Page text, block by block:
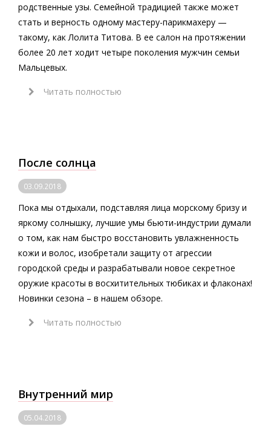
родственные узы. Семейной традицией также может
стать и верность одному мастеру-парикмахеру —
такому, как Лолита Титова. В ее салон на протяжении
более 20 лет ходит четыре поколения мужчин семьи
Мальцевых.
Читать полностью
После солнца
03.09.2018
Пока мы отдыхали, подставляя лица морскому бризу и
яркому солнышку, лучшие умы бьюти-индустрии думали
о том, как нам быстро восстановить увлажненность
кожи и волос, изобретали защиту от агрессии
городской среды и разрабатывали новое секретное
оружие красоты в восхитительных тюбиках и флаконах!
Новинки сезона – в нашем обзоре.
Читать полностью
Внутренний мир
05.04.2018